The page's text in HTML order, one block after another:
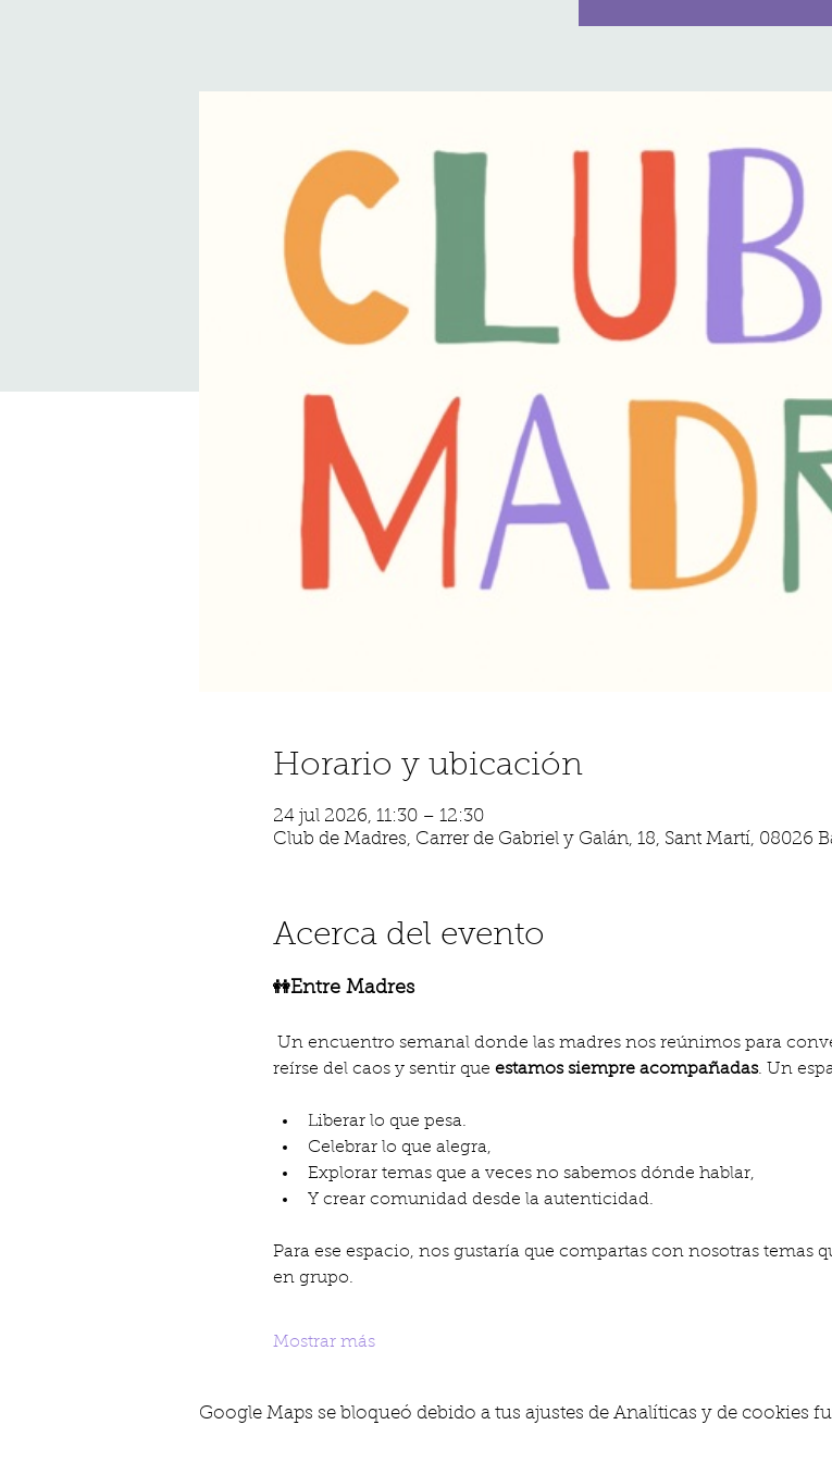
Horario y ubicación
24 jul 2026, 11:30 – 12:30
Club de Madres, Carrer de Gabriel y Galán, 18, Sant Martí, 08026
Acerca del evento
👭Entre Madres
reírse del caos y sentir que estamos siempre acompañadas. Un
Liberar lo que pesa.
Celebrar lo que alegra,
Explorar temas que a veces no sabemos dónde hablar,
Y crear comunidad desde la autenticidad.
Para ese espacio, nos gustaría que compartas con nosotras temas
en grupo.
Mostrar más
Google Maps se bloqueó debido a tus ajustes de Analíticas y de cookies